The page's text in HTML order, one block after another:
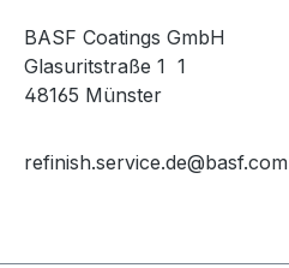
BASF Coatings GmbH
Glasuritstraße 1 1
48165 Münster
refinish.service.de@basf.com